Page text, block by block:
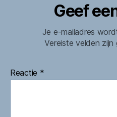
Geef
Je e-mailadres
Vereiste velden zijn
Reactie *